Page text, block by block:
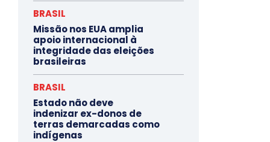
BRASIL
Missão nos EUA amplia
apoio internacional à
integridade das eleições
brasileiras
BRASIL
Estado não deve
indenizar ex-donos de
terras demarcadas como
indígenas